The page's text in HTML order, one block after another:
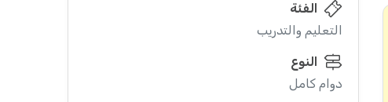
الفئة
التعليم والتدريب
النوع
دوام كامل